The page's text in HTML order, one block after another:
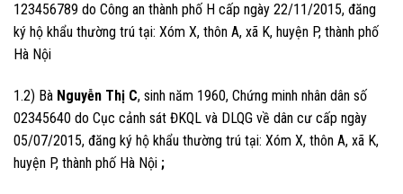
123456789 do Công an thành phố H cấp ngày 22/11/2015, đăng
ký hộ khẩu thường trú tại: Xóm X, thôn A, xã K, huyện P, thành phố
Hà Nội
1.2) Bà Nguyễn Thị C, sinh năm 1960, Chứng minh nhân dân số
02345640 do Cục cảnh sát ĐKQL và DLQG về dân cư cấp ngày
05/07/2015, đăng ký hộ khẩu thường trú tại: Xóm X, thôn A, xã K,
huyện P, thành phố Hà Nội ;